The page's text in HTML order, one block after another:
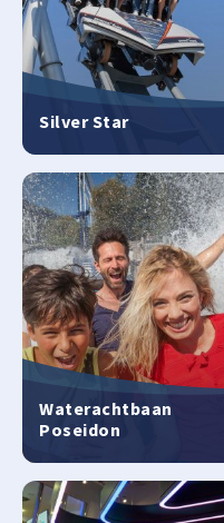
Silver Star
Waterachtbaan
Poseidon